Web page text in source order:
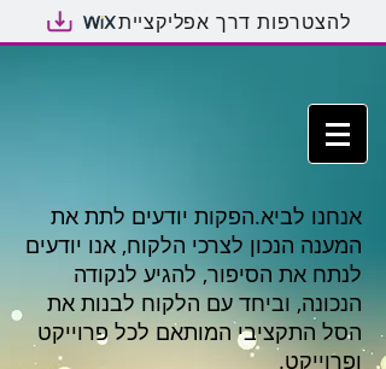
להצטרפות דרך אפליקציית
אנחנו לביא.הפקות יודעים לתת את
המענה הנכון לצרכי הלקוח, אנו יודעים
לנתח את הסיפור, להגיע לנקודה
הנכונה, וביחד עם הלקוח לבנות את
הסל התקציבי המותאם לכל פרוייקט
ופרוייקט.